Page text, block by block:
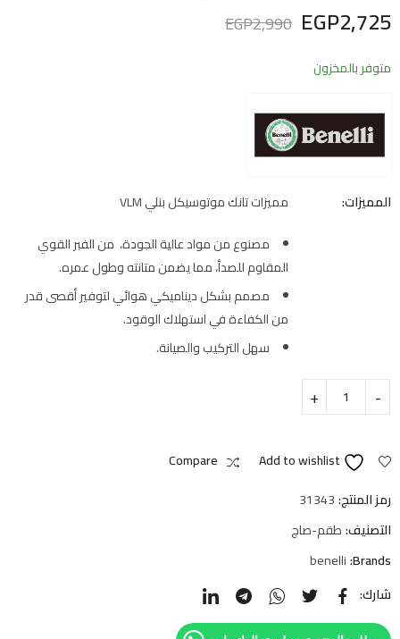
EGP2,725
EGP2,990
متوفر بالمخزون
المميزات:
مميزات تانك موتوسيكل بنلي VLM
مصنوع من مواد عالية الجودة، من الفبر القوي
المقاوم للصدأ، مما يضمن متانته وطول عمره.
مصمم بشكل ديناميكي هوائي لتوفير أقصى قدر
من الكفاءة في استهلاك الوقود.
سهل التركيب والصيانة.
Add to wishlist
Compare
رمز المنتج:31343
التصنيف:طقم-صاج
Brands:
benelli
شارك: